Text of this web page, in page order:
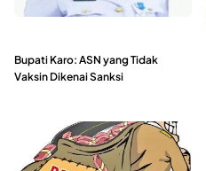
Bupati Karo: ASN yang Tidak
Vaksin Dikenai Sanksi